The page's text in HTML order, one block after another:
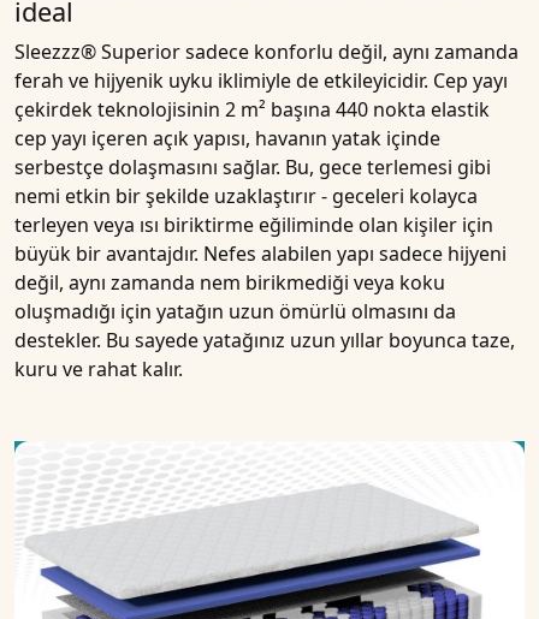
ideal
Sleezzz® Superiorsadece konforlu değil, aynı zamanda
ferah ve hijyenik uyku iklimiylede etkileyicidir. Cep yayı
çekirdek teknolojisinin 2 m² başına 440 nokta elastik
cep yayı içeren açık yapısı, havanın yatak içinde
serbestçe dolaşmasını sağlar. Bu, gece terlemesi gibi
nemi etkin bir şekilde uzaklaştırır - geceleri kolayca
terleyen veya ısı biriktirme eğiliminde olan kişiler için
büyük bir avantajdır. Nefes alabilen yapı sadece hijyeni
değil, aynı zamanda nem birikmediği veya koku
oluşmadığı için yatağın uzun ömürlü olmasını da
destekler. Bu sayede yatağınız uzun yıllar boyunca taze,
kuru ve rahat kalır.